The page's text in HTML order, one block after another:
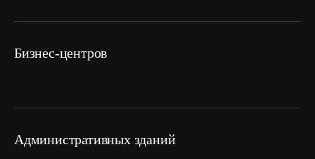
Бизнес-центров
административных зданий